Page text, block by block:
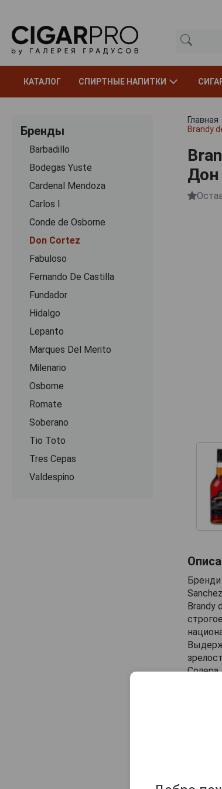
КАТАЛОГ СПИРТНЫЕ НАПИТКИ
Бренды
Barbadillo
Bodegas Yuste
Cardenal Mendoza
Carlos I
Conde de Osborne
Don Cortez
Fabuloso
Fernando De Castilla
Fundador
Hidalgo
Lepanto
Marques Del Merito
Milenario
Osborne
Romate
Soberano
Tio Toto
Tres Cepas
Valdespino
Главная
Brandy
Дон
Brandy
Солера
из